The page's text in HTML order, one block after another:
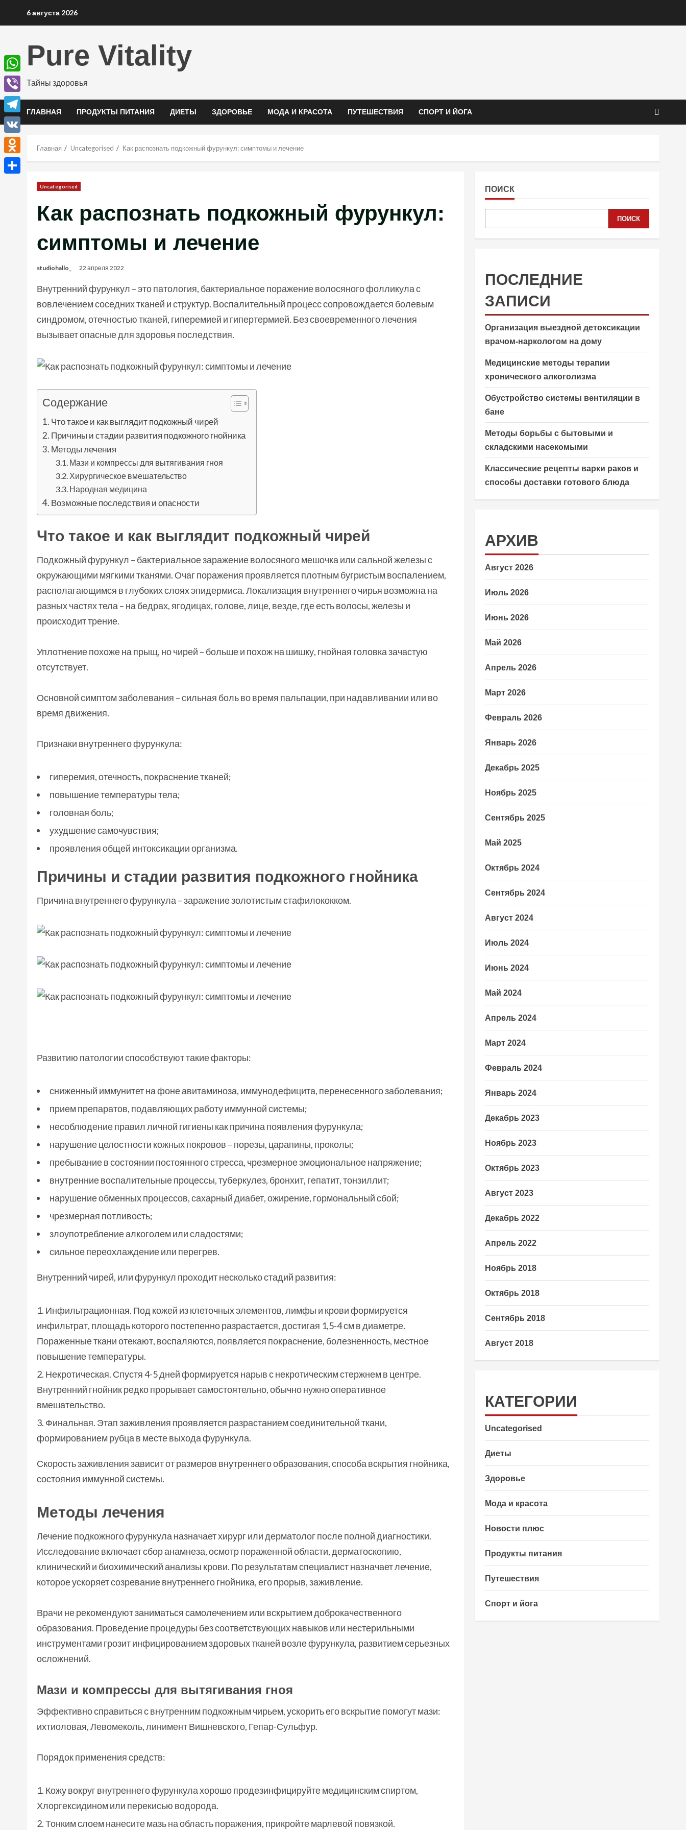
6 августа 2026
Pure Vitality
Тайны здоровья
ГЛАВНАЯ ПРОДУКТЫ ПИТАНИЯ ДИЕТЫ ЗДОРОВЬЕ МОДА И КРАСОТА ПУТЕШЕСТВИЯ СПОРТ И ЙОГА
Главная Uncategorised Как распознать подкожный фурункул: симптомы и лечение
Uncategorised
Как распознать подкожный фурункул:
симптомы и лечение
studiohallo_ 22 апреля 2022
Внутренний фурункул – это патология, бактериальное поражение волосяного фолликула с
вовлечением соседних тканей и структур. Воспалительный процесс сопровождается болевым
синдромом, отечностью тканей, гиперемией и гипертермией. Без своевременного лечения
вызывает опасные для здоровья последствия.
Содержание
Что такое и как выглядит подкожный чирей
Причины и стадии развития подкожного гнойника
Методы лечения
Мази и компрессы для вытягивания гноя
Хирургическое вмешательство
Народная медицина
Возможные последствия и опасности
Что такое и как выглядит подкожный чирей
Подкожный фурункул – бактериальное заражение волосяного мешочка или сальной железы с
окружающими мягкими тканями. Очаг поражения проявляется плотным бугристым воспалением,
располагающимся в глубоких слоях эпидермиса. Локализация внутреннего чирья возможна на
разных частях тела – на бедрах, ягодицах, голове, лице, везде, где есть волосы, железы и
происходит трение.
Уплотнение похоже на прыщ, но чирей – больше и похож на шишку, гнойная головка зачастую
отсутствует.
Основной симптом заболевания – сильная боль во время пальпации, при надавливании или во
время движения.
Признаки внутреннего фурункула:
гиперемия, отечность, покраснение тканей;
повышение температуры тела;
головная боль;
ухудшение самочувствия;
проявления общей интоксикации организма.
Причины и стадии развития подкожного гнойника
Причина внутреннего фурункула – заражение золотистым стафилококком.
Развитию патологии способствуют такие факторы:
сниженный иммунитет на фоне авитаминоза, иммунодефицита, перенесенного заболевания;
прием препаратов, подавляющих работу иммунной системы;
несоблюдение правил личной гигиены как причина появления фурункула;
нарушение целостности кожных покровов – порезы, царапины, проколы;
пребывание в состоянии постоянного стресса, чрезмерное эмоциональное напряжение;
внутренние воспалительные процессы, туберкулез, бронхит, гепатит, тонзиллит;
нарушение обменных процессов, сахарный диабет, ожирение, гормональный сбой;
чрезмерная потливость;
злоупотребление алкоголем или сладостями;
сильное переохлаждение или перегрев.
Внутренний чирей, или фурункул проходит несколько стадий развития:
Инфильтрационная. Под кожей из клеточных элементов, лимфы и крови формируется
инфильтрат, площадь которого постепенно разрастается, достигая 1,5-4 см в диаметре.
Пораженные ткани отекают, воспаляются, появляется покраснение, болезненность, местное
повышение температуры.
Некротическая. Спустя 4-5 дней формируется нарыв с некротическим стержнем в центре.
Внутренний гнойник редко прорывает самостоятельно, обычно нужно оперативное
вмешательство.
Финальная. Этап заживления проявляется разрастанием соединительной ткани,
формированием рубца в месте выхода фурункула.
Скорость заживления зависит от размеров внутреннего образования, способа вскрытия гнойника,
состояния иммунной системы.
Методы лечения
Лечение подкожного фурункула назначает хирург или дерматолог после полной диагностики.
Исследование включает сбор анамнеза, осмотр пораженной области, дерматоскопию,
клинический и биохимический анализы крови. По результатам специалист назначает лечение,
которое ускоряет созревание внутреннего гнойника, его прорыв, заживление.
Врачи не рекомендуют заниматься самолечением или вскрытием доброкачественного
образования. Проведение процедуры без соответствующих навыков или нестерильными
инструментами грозит инфицированием здоровых тканей возле фурункула, развитием серьезных
осложнений.
Мази и компрессы для вытягивания гноя
Эффективно справиться с внутренним подкожным чирьем, ускорить его вскрытие помогут мази:
ихтиоловая, Левомеколь, линимент Вишневского, Гепар-Сульфур.
Порядок применения средств:
Кожу вокруг внутреннего фурункула хорошо продезинфицируйте медицинским спиртом,
Хлоргексидином или перекисью водорода.
Тонким слоем нанесите мазь на область поражения, прикройте марлевой повязкой.
ПОИСК
ПОИСК
ПОСЛЕДНИЕ
ЗАПИСИ
Организация выездной детоксикации
врачом-наркологом на дому
Медицинские методы терапии
хронического алкоголизма
Обустройство системы вентиляции в
бане
Методы борьбы с бытовыми и
складскими насекомыми
Классические рецепты варки раков и
способы доставки готового блюда
АРХИВ
Август 2026
Июль 2026
Июнь 2026
Май 2026
Апрель 2026
Март 2026
Февраль 2026
Январь 2026
Декабрь 2025
Ноябрь 2025
Сентябрь 2025
Май 2025
Октябрь 2024
Сентябрь 2024
Август 2024
Июль 2024
Июнь 2024
Май 2024
Апрель 2024
Март 2024
Февраль 2024
Январь 2024
Декабрь 2023
Ноябрь 2023
Октябрь 2023
Август 2023
Декабрь 2022
Апрель 2022
Ноябрь 2018
Октябрь 2018
Сентябрь 2018
Август 2018
КАТЕГОРИИ
Uncategorised
Диеты
Здоровье
Мода и красота
Новости плюс
Продукты питания
Путешествия
Спорт и йога
WhatsApp
Viber
Telegram
VK
Odnoklassniki
Отправить